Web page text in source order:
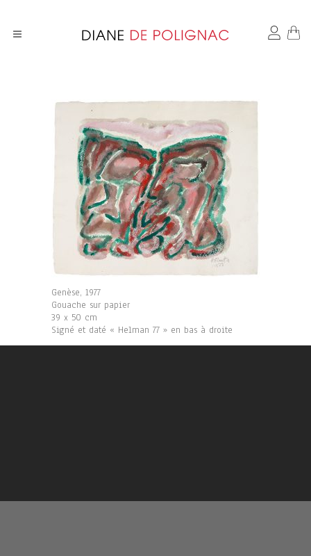
Genèse, 1977
Gouache sur papier
39 x 50 cm
Signé et daté « Helman 77 » en bas à droite